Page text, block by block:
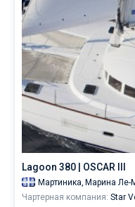
1938€.
Путешествуя
здесь,
вы
сможете
увидеть
вулкан
Монтань-
уникальный
пляж
песком,
отправиться
Lagoon 380 | OSCAR III
Мартиника, Марина Ле-
Чартерная компания: Star